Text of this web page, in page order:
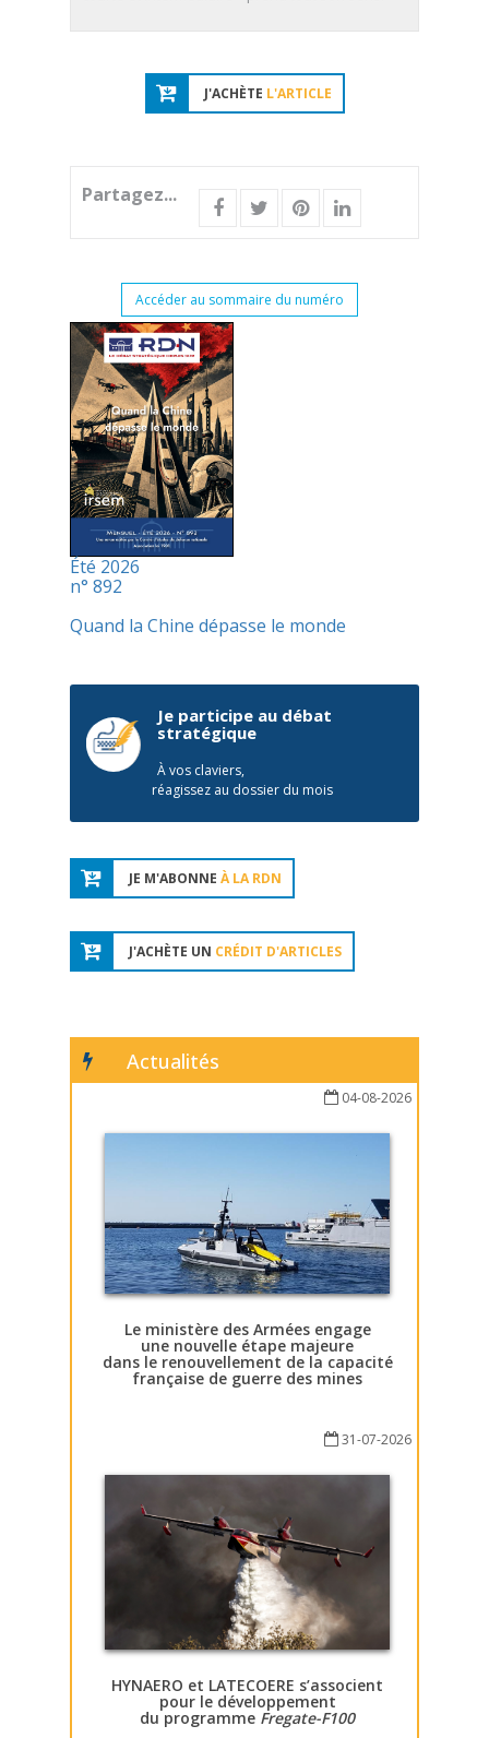
J'ACHÈTE L'ARTICLE
Partagez...
Accéder au sommaire du numéro
Été 2026
n° 892
Quand la Chine dépasse le monde
Je participe au débat
stratégique
À vos claviers,
réagissez au dossier du mois
JE M'ABONNE À LA RDN
J'ACHÈTE UN CRÉDIT D'ARTICLES
Actualités
04-08-2026
Le ministère des Armées engage
une nouvelle étape majeure
dans le renouvellement de la capacité
française de guerre des mines
31-07-2026
HYNAERO et LATECOERE s’associent
pour le développement
du programme Fregate-F100